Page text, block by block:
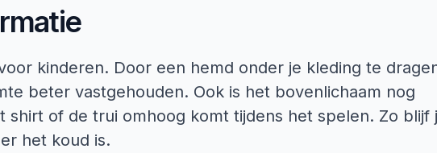
kinderen. Door een hemd onder je kleding te
beter vastgehouden. Ook is het bovenlichaam nog
shirt of de trui omhoog komt tijdens het spelen. Zo blijf
het koud is.